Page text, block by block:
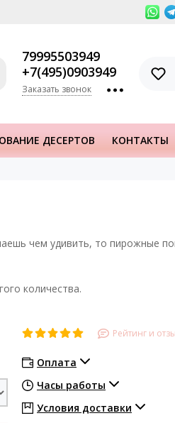
79995503949
+7(495)0903949
Заказать звонок
ДЕСЕРТОВ КОНТАКТЫ
чем удивить, то пирожные
количества.
Рейтинг и
Оплата
Часы работы
Условия доставки